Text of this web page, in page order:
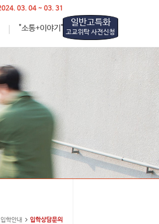
03. 04 ~ 03. 31
"소통+이야기"
일반고특화
고교위탁 사전신청
입학안내 입학상담문의